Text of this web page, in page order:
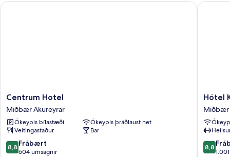
Centrum
Hotel
Miðbær
Akureyrar
Centrum Hotel
Miðbær Akureyrar
Ókeypis bílastæði
Ókeypis þráðlaust net
Veitingastaður
Bar
8.8
af
8,8 Frábært
604 umsagnir
Centrum Hotel
Hótel
Kea
hjá
Miðbær
Hótel
Miðbær
8.8
af
8,8
Hótel